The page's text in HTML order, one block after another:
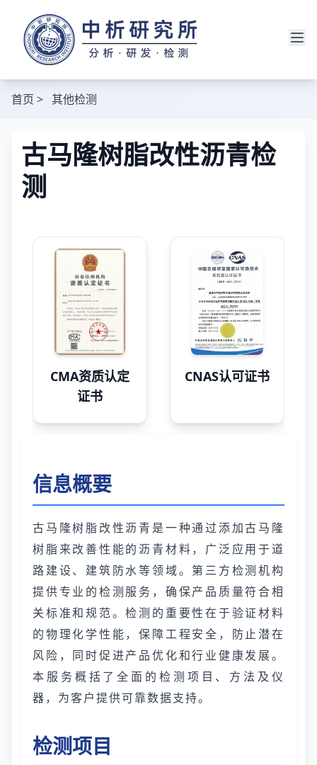
首页 > 其他检测
古马隆树脂改性沥青检
测
CMA资质认定
证书
CNAS认可证书
信息概要
古马隆树脂改性沥青是一种通过添加古马隆
树脂来改善性能的沥青材料，广泛应用于道
路建设、建筑防水等领域。第三方检测机构
提供专业的检测服务，确保产品质量符合相
关标准和规范。检测的重要性在于验证材料
的物理化学性能，保障工程安全，防止潜在
风险，同时促进产品优化和行业健康发展。
本服务概括了全面的检测项目、方法及仪
器，为客户提供可靠数据支持。
检测项目